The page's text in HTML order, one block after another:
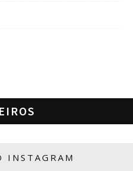
INSTAGRAM